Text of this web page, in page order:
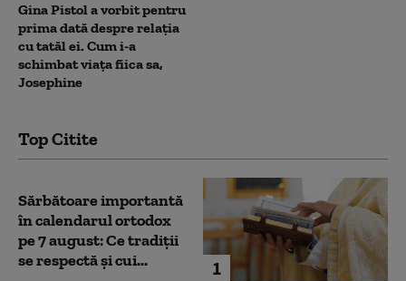
Gina Pistol a vorbit pentru
prima dată despre relația
cu tatăl ei. Cum i-a
schimbat viața fiica sa,
Josephine
Top Citite
1
Sărbătoare importantă
în calendarul ortodox
pe 7 august: Ce tradiții
se respectă și cui...